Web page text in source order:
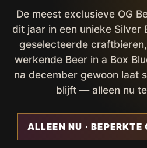
De meest exclusieve OG
dit jaar in een unieke Silver
geselecteerde
werkende Beer in a Box
na december gewoon laat
blijft — alleen nu
ALLEEN NU ·